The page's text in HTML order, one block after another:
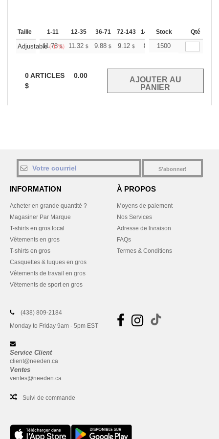
Taille 1-11 12-35 36-71 72-143 144-287 288 + Plus
Stock Qté
Adjustable(-17%)
11.78$ 11.32 $ 9.88 $ 9.12 $ 8.66$ 8.51
1500
0ARTICLES
0.00
$
S'abonner!
INFORMATION
Acheter en grande quantité ?
Magasiner Par Marque
T-shirts en gros local
Vêtements en gros
T-shirts en gros
Casquettes & tuques en gros
Vêtements de travail en gros
Vêtements de sport en gros
À PROPOS
Moyens de paiement
Nos Services
Adresse de livraison
FAQs
Termes & Conditions
(438) 809-2184
Monday to Friday 9am - 5pm EST
Service Client
client@needen.ca
Ventes
ventes@needen.ca
Suivi de commande